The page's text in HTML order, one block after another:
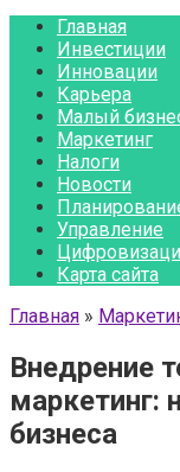
Главная
Инвестиции
Инновации
Карьера
Малый
Маркетинг
Налоги
Новости
Управление
Карта сайта
Главная »
Внедрение
маркетинг:
бизнеса